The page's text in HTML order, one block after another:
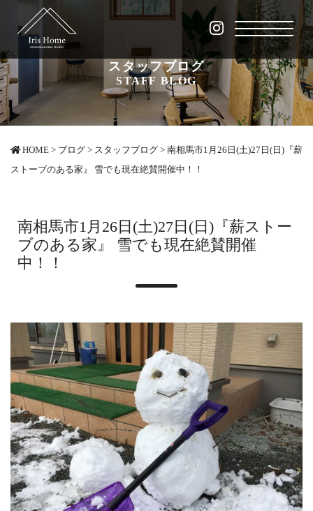
スタッフブログ
STAFF BLOG
HOME > ブログ > スタッフブログ > 南相馬市1月26日(土)27日(日)『薪
ストーブのある家』 雪でも現在絶賛開催中！！
南相馬市1月26日(土)27日(日)『薪ストー
ブのある家』 雪でも現在絶賛開催
中！！